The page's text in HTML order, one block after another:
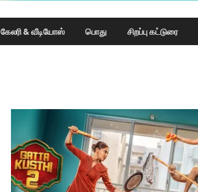
கேலரி & வீடியோஸ் பொது சிறப்பு கட்டுரை